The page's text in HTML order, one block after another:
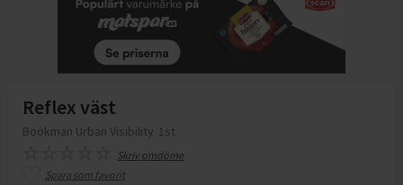
Reflex väst
Bookman Urban Visibility 1st
Skriv omdöme
Spara som favorit